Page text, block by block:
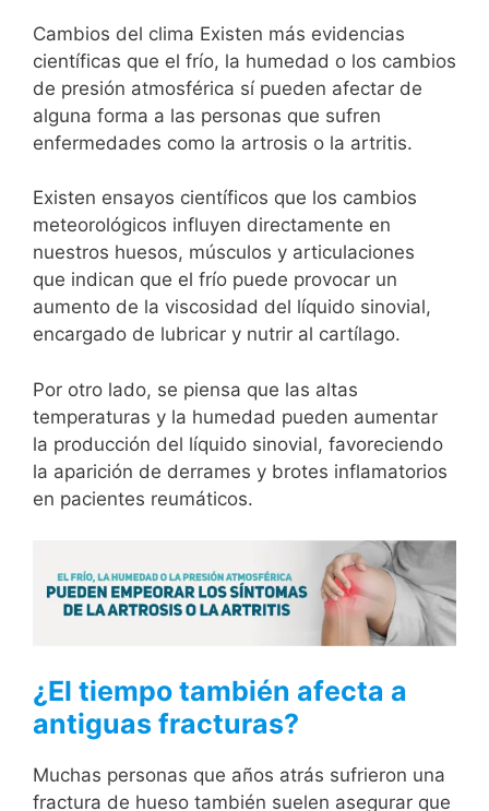
Cambios del clima Existen más evidencias
científicas que el frío, la humedad o los cambios
de presión atmosférica sí pueden afectar de
alguna forma a las personas que sufren
enfermedades como la artrosis o la artritis.
Existen ensayos científicos que los cambios
meteorológicos influyen directamente en
nuestros huesos, músculos y articulaciones
que indican que el frío puede provocar un
aumento de la viscosidad del líquido sinovial,
encargado de lubricar y nutrir al cartílago.
Por otro lado, se piensa que las altas
temperaturas y la humedad pueden aumentar
la producción del líquido sinovial, favoreciendo
la aparición de derrames y brotes inflamatorios
en pacientes reumáticos.
¿El tiempo también afecta a
antiguas fracturas?
Muchas personas que años atrás sufrieron una
fractura de hueso también suelen asegurar que